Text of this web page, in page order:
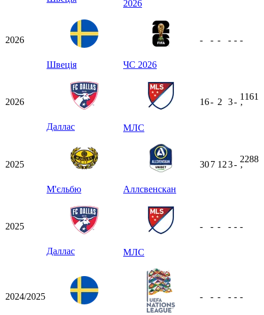
2026
2026
Швеція ЧС 2026
- - - - - -
2026
Даллас МЛС
16- 2 3-
1161
ʼ
2025
М'єльбю Аллсвенскан
307 123-
2288
ʼ
2025
Даллас МЛС
- - - - - -
2024/2025 - - - - - -